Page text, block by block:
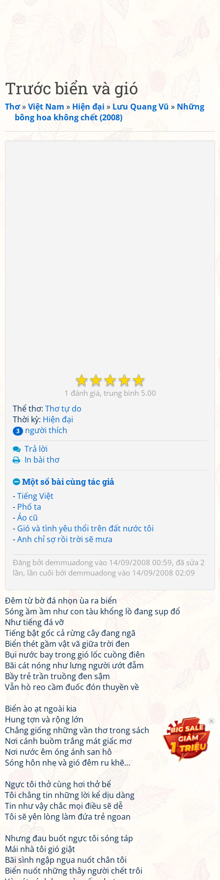
Trước biển và gió
Thơ»Việt Nam » Hiện đại » Lưu Quang Vũ » Những
bông hoa không chết (2008)
☆
☆
☆
☆
☆
1 5.00
Thể thơ: Thơ tự do
Thời kỳ: Hiện đại
3
người thích
Trả lời
In bài thơ
Một số bài cùng tác giả
-Tiếng Việt
- Phố ta
-Áo cũ
- Gió và tình yêu thổi trên đất nước tôi
-Anh chỉ sợ rồi trời sẽ mưa
Đăng bởi demmuadong vào 14/09/2008 00:59, đã sửa 2
lần, lần cuối bởi demmuadong vào 14/09/2008 02:09
Đêm từ bờ đá nhọn ùa ra biển
Sóng ầm ầm như con tàu khổng lồ đang sụp đổ
Như tiếng đá vỡ
Tiếng bật gốc cả rừng cây đang ngã
Biển thét gầm vật vã giữa trời đen
Bụi nước bay trong gió lốc cuồng điên
Bãi cát nóng như lưng người ướt đẫm
Bầy trẻ trần truồng đen sậm
Vẫn hò reo cầm đuốc đón thuyền về
Biển ào ạt ngoài kia
Hung tợn và rộng lớn
Chẳng giống những vần thơ trong sách
Nơi cánh buồm trắng mát giấc mơ
Nơi nước êm óng ánh san hô
Sóng hôn nhẹ và gió đêm ru khẽ…
Ngực tôi thở cùng hơi thở bể
Tôi chẳng tin những lời kể dịu dàng
Tin như vậy chắc mọi điều sẽ dễ
Tôi sẽ yên lòng làm đứa trẻ ngoan
Nhưng đau buốt ngực tôi sóng táp
Mái nhà tôi gió giật
Bãi sình ngập ngụa nuốt chân tôi
Biển nuốt những thây người chết trôi